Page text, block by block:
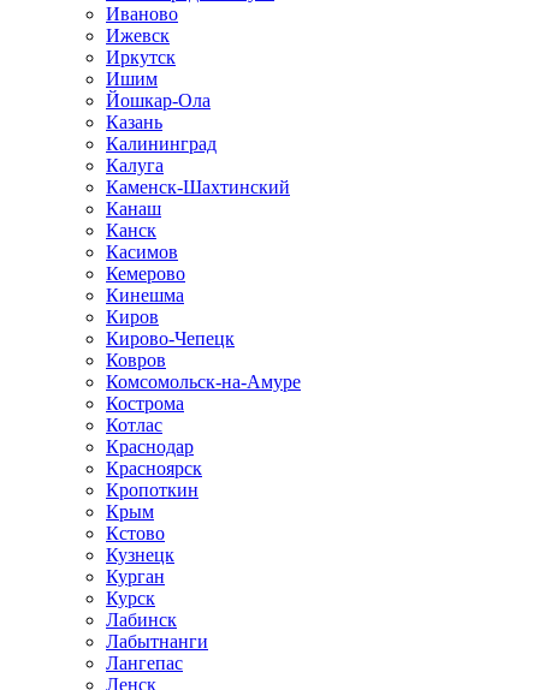
Иваново
Ижевск
Иркутск
Ишим
Йошкар-Ола
Казань
Калининград
Калуга
Каменск-Шахтинский
Канаш
Канск
Касимов
Кемерово
Кинешма
Киров
Кирово-Чепецк
Ковров
Комсомольск-на-Амуре
Кострома
Котлас
Краснодар
Красноярск
Кропоткин
Крым
Кстово
Кузнецк
Курган
Курск
Лабинск
Лабытнанги
Лангепас
Ленск